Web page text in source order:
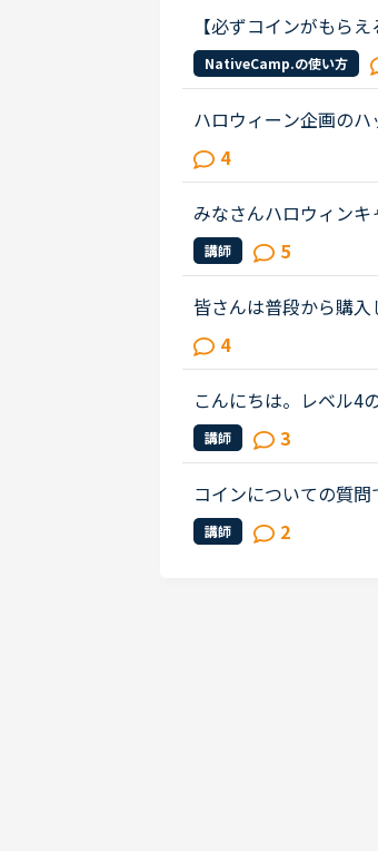
【必ずコインがもら
NativeCamp.の使い方
ハロウィーン企画の
したらコインもらえ
ったけど、恥ずかしく
4
みなさんハロウィン
るのですが、講師の方
気の利いた言い回しな
講師 5
皆さんは普段から購
限があることを知り
りの先生でも、必ず新
4
こんにちは。レベル4
発音を数回異文化コミ
ピーキングテストの絵
講師 3
コインについての質
得したコインが両方余
ャンペーンのコインは
講師 2